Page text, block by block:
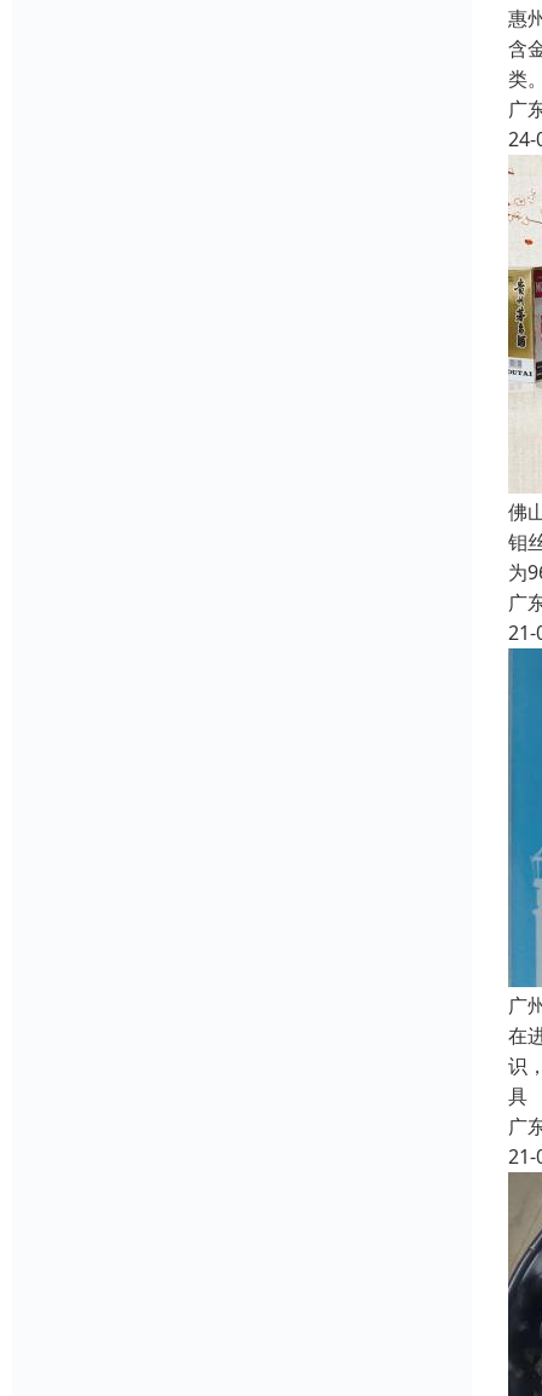
惠
含
类
广
24-
佛
钼
为
广
21-
广
在
识
具
广
21-